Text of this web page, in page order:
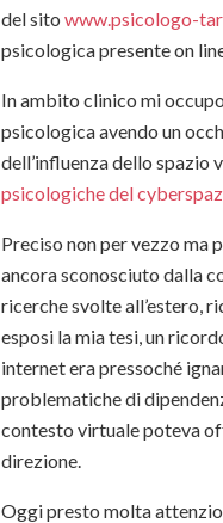
del sito www.psicologo-
psicologica presente on
In ambito clinico mi
psicologica avendo un
dell’influenza dello spazio
psicologiche del
Preciso non per vezzo ma
ancora sconosciuto dalla
ricerche svolte all’estero,
esposi la mia tesi, un
internet era pressoché
problematiche di
contesto virtuale poteva
direzione.
Oggi presto molta